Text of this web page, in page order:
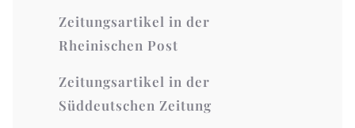
Zeitungsartikel in der
Rheinischen Post
Zeitungsartikel in der
Süddeutschen Zeitung